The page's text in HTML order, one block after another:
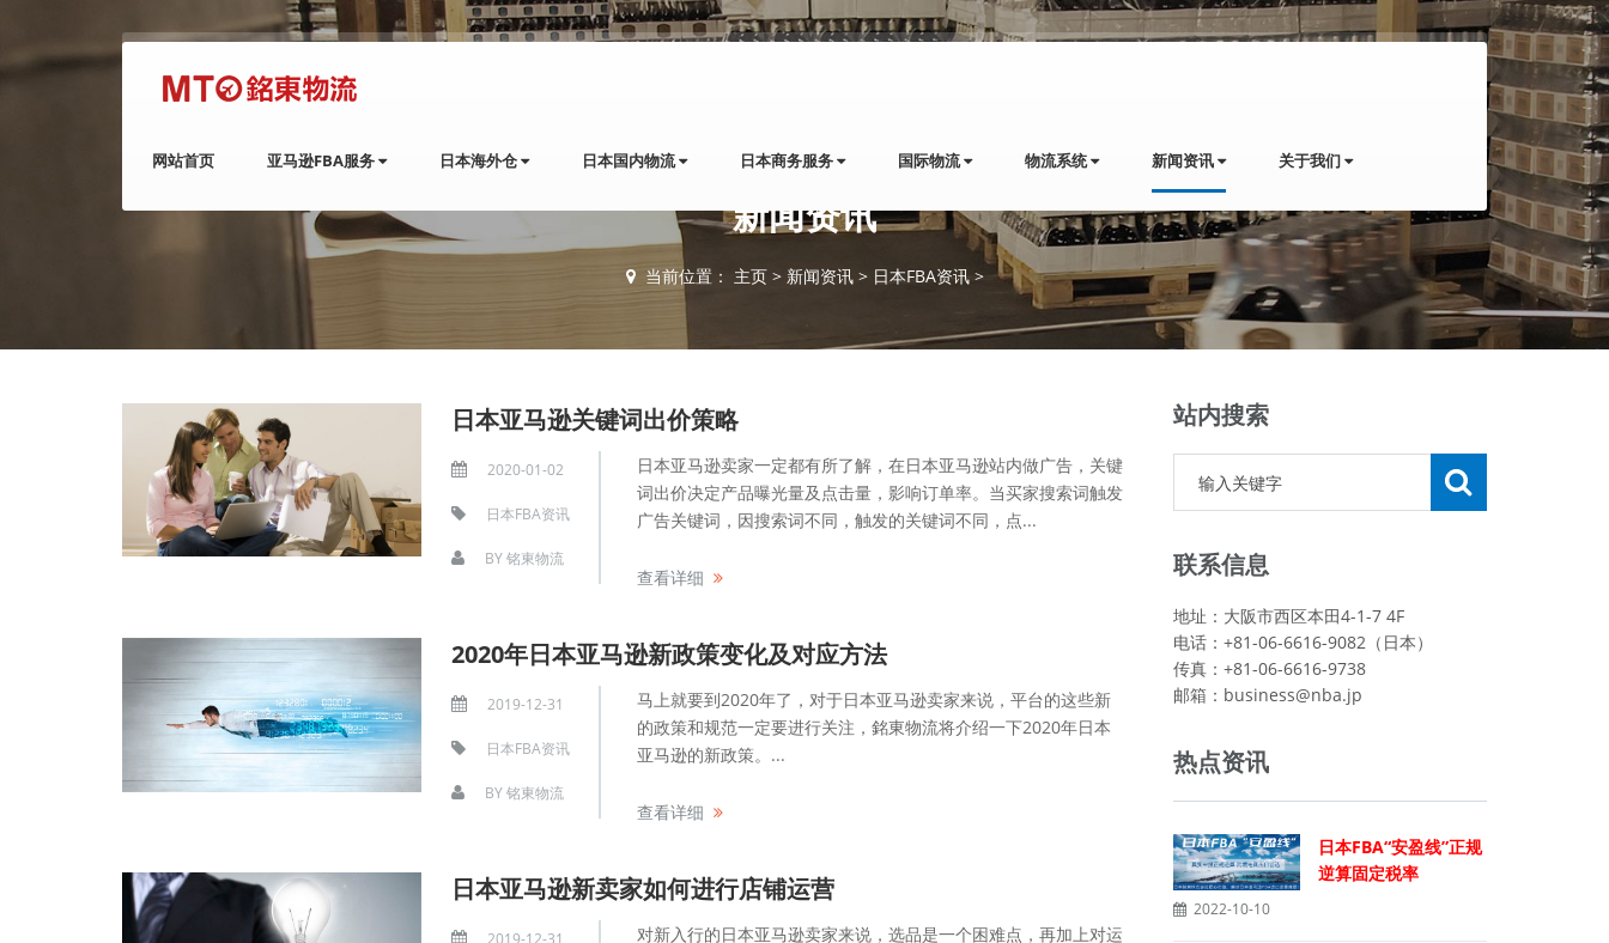
网站首页 亚马逊FBA服务 日本海外仓 日本国内物流 日本商务服务 国际物流 物流系统 新闻资讯 关于我们
新闻资讯
当前位置： 主页> 新闻资讯> 日本FBA资讯>
日本亚马逊关键词出价策略
2020-01-02
日本FBA资讯
BY铭東物流
日本亚马逊卖家一定都有所了解，在日本亚马逊站内做广告，关键
词出价决定产品曝光量及点击量，影响订单率。当买家搜索词触发
广告关键词，因搜索词不同，触发的关键词不同，点...
查看详细
2020年日本亚马逊新政策变化及对应方法
2019-12-31
日本FBA资讯
BY铭東物流
马上就要到2020年了，对于日本亚马逊卖家来说，平台的这些新
的政策和规范一定要进行关注，銘東物流将介绍一下2020年日本
亚马逊的新政策。...
查看详细
日本亚马逊新卖家如何进行店铺运营
2019-12-31
对新入行的日本亚马逊卖家来说，选品是一个困难点，再加上对运
站内搜索
联系信息
地址：大阪市西区本田4-1-7 4F
电话：+81-06-6616-9082（日本）
传真：+81-06-6616-9738
邮箱： business@nba.jp
热点资讯
日本FBA“安盈线”正规
逆算固定税率
2022-10-10